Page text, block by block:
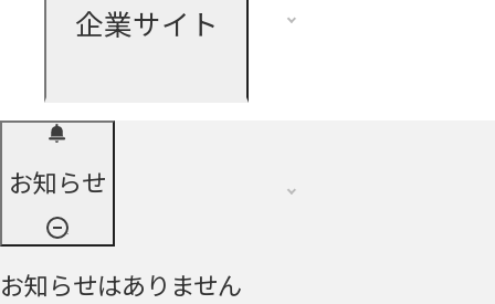
企業サイト
お知らせ
お知らせはありません